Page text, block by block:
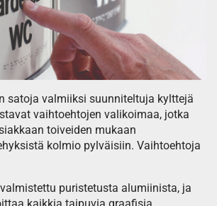
satoja valmiiksi suunniteltuja kylttejä
vaihtoehtojen valikoimaa, jotka
toiveiden mukaan
kolmio pylväisiin. Vaihtoehtoja
puristetusta alumiinista, ja
kaikkia taipuvia graafisia